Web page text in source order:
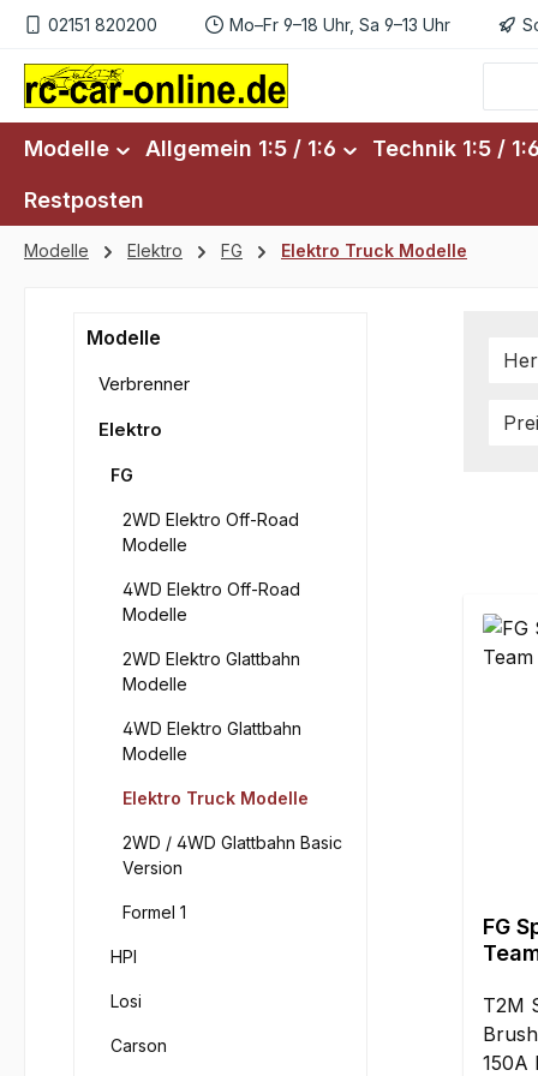
Hauptinhalt springen
Zur Suche springen
Zur Hauptnavigation springen
02151 820200 Mo–Fr 9–18 Uhr, Sa 9–13 Uhr
Modelle Allgemein 1:5 / 1:6 Technik 1:5 /
Restposten
Modelle Elektro FG Elektro Truck Modelle
Modelle
Verbrenner
Elektro
FG
2WD Elektro Off-Road
Modelle
4WD Elektro Off-Road
Modelle
2WD Elektro Glattbahn
Modelle
4WD Elektro Glattbahn
Modelle
Elektro Truck Modelle
2WD / 4WD Glattbahn Basic
Version
Formel 1
HPI
Losi
Carson
FG
T2M
150A